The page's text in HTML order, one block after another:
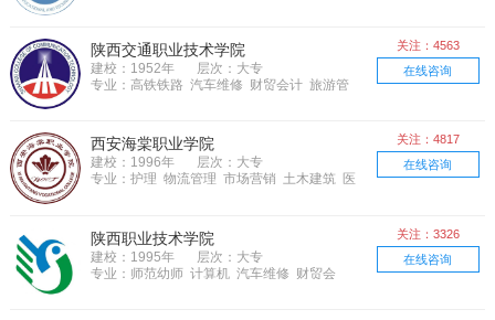
陕西交通职业技术学院
建校：1952年
层次：大专
专业：高铁铁路 汽车维修 财贸会计 旅游管
关注：4563
在线咨询
西安海棠职业学院
建校：1996年
层次：大专
专业：护理 物流管理 市场营销 土木建筑 医
关注：4817
在线咨询
陕西职业技术学院
建校：1995年
层次：大专
专业：师范幼师 计算机 汽车维修 财贸会
关注：3326
在线咨询